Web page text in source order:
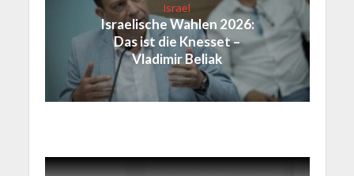
Israel
Israelische Wahlen 2026:
Das ist die Knesset –
Vladimir Beliak